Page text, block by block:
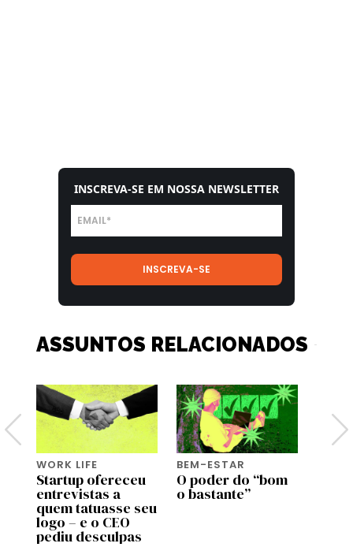
INSCREVA-SE EM NOSSA NEWSLETTER
ASSUNTOS RELACIONADOS
WORK LIFE
Startup ofereceu
entrevistas a
quem tatuasse seu
logo – e o CEO
pediu desculpas
BEM-ESTAR
O poder do “bom
o bastante”